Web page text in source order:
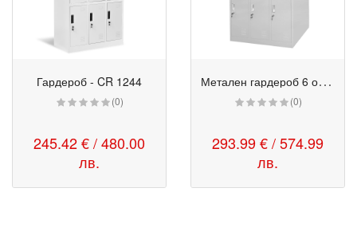
Гардероб - CR 1244
(0)
245.42 € / 480.00
лв.
М
етален гардероб 6 отделения - RFG 90/45/185 см сив
(0)
293.99 € / 574.99
лв.